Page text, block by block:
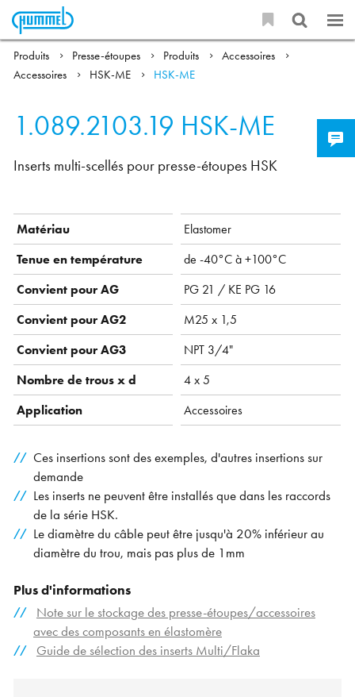
Produits Presse-étoupes Produits
Accessoires
Accessoires
HSK-ME HSK-ME
1.089.2103.19 HSK-ME
Inserts multi-scellés pour presse-étoupes HSK
Matériau
Elastomer
Tenue en température
de -40°C à +100°C
Convient pour AG
PG 21 / KE PG 16
Convient pour AG2
M25 x 1,5
Convient pour AG3
NPT 3/4"
Nombre de trous x d
4 x 5
Application
Accessoires
Ces insertions sont des exemples, d'autres insertions sur
demande
Les inserts ne peuvent être installés que dans les raccords
de la série HSK.
Le diamètre du câble peut être jusqu'à 20% inférieur au
diamètre du trou, mais pas plus de 1mm
Plus d'informations
Note sur le stockage des presse-étoupes/accessoires
avec des composants en élastomère
Guide de sélection des inserts Multi/Flaka